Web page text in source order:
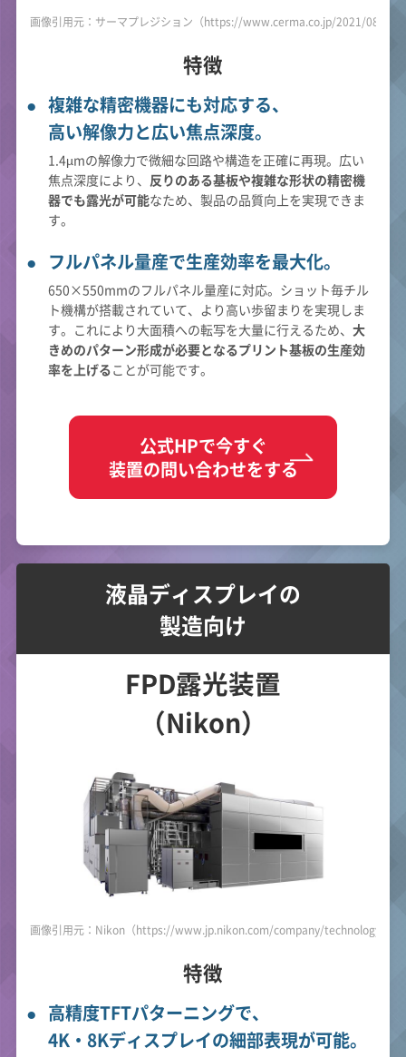
画像引用元：サーマプレジション（https://www.cerma.co.jp/2021/08/20/
特徴
複雑な精密機器にも対応する、
高い解像力と広い焦点深度。
1.4µmの解像力で微細な回路や構造を正確に再現。広い
焦点深度により、 反りのある基板や複雑な形状の精密機
器でも露光が可能なため、製品の品質向上を実現できま
す。
フルパネル量産で生産効率を最大化。
650×550mmのフルパネル量産に対応。ショット毎チル
ト機構が搭載されていて、より高い歩留まりを実現しま
す。これにより大面積への転写を大量に行えるため、 大
きめのパターン形成が必要となるプリント基板の生産効
率を上げることが可能です。
公式HPで今すぐ
装置の問い合わせをする
液晶ディスプレイの
製造向け
FPD露光装置
（Nikon）
画像引用元：Nikon（https://www.jp.nikon.com/company/technology/
特徴
高精度TFTパターニングで、
4K・8Kディスプレイの細部表現が可能。